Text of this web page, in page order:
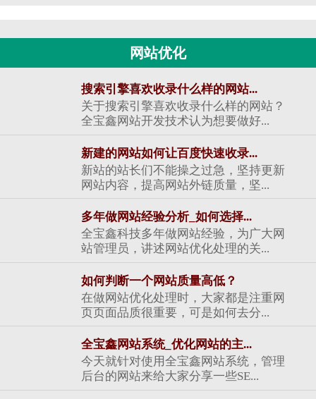
网站优化
搜索引擎喜欢收录什么样的网站...
关于搜索引擎喜欢收录什么样的网站？
全宝鑫网站开发技术认为想要做好...
新建的网站如何让百度快速收录...
新站的站长们不能操之过急，坚持更新
网站内容，提高网站外链质量，坚...
多年做网站经验分析_如何选择...
全宝鑫科技多年做网站经验，为广大网
站管理员，讲述网站优化处理的关...
如何判断一个网站质量高低？
在做网站优化处理时，大家都是注重网
页页面品质很重要，可是如何去分...
全宝鑫网站系统_优化网站的主...
今天就针对使用全宝鑫网站系统，管理
后台的网站来给大家分享一些SE...